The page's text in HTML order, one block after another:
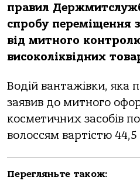
правил
спробу переміщення
від митного
високоліквідних
Водій вантажівки, яка
заявив до митного
косметичних засобів
волоссям вартістю
Перегляньте також: